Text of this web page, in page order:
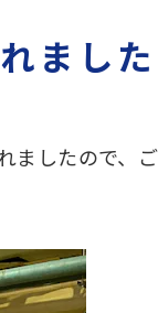
ました
したので、ご